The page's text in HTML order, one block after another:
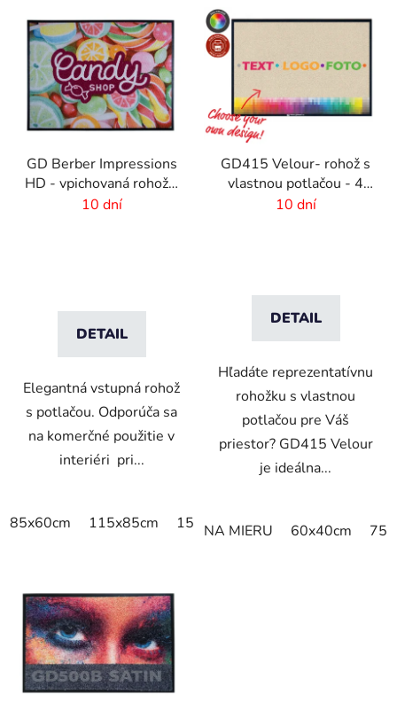
GD Berber Impressions
HD - vpichovaná rohož s
logom
10 dní
DETAIL
Elegantná vstupná rohož
s potlačou. Odporúča sa
na komerčné použitie v
interiéri pri...
85x60cm 115x85cm 150x85cm 180x115cm
GD415 Velour- rohož s
vlastnou potlačou - 4
mm vlas
10 dní
DETAIL
Hľadáte reprezentatívnu
rohožku s vlastnou
potlačou pre Váš
priestor? GD415 Velour
je ideálna...
NA MIERU 60x40cm